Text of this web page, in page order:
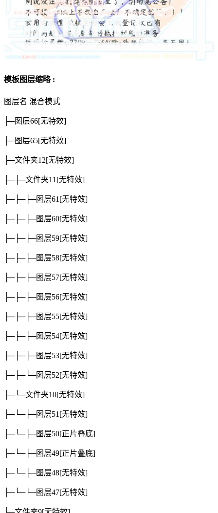
模板图层缩略 :
图层名 混合模式
├─图层66[无特效]
├─图层65[无特效]
├─文件夹12[无特效]
├─├─文件夹11 [无特效]
├─├─├─图层61 [无特效]
├─├─├─图层60[无特效]
├─├─├─图层59[无特效]
├─├─├─图层58[无特效]
├─├─├─图层57[无特效]
├─├─├─图层56[无特效]
├─├─├─图层55[无特效]
├─├─├─图层54[无特效]
├─├─├─图层53[无特效]
├─├─└─图层52[无特效]
├─└─文件夹10[无特效]
├─└─├─图层51 [无特效]
├─└─├─图层50[正片叠底]
├─└─├─图层49[正片叠底]
├─└─├─图层48[无特效]
├─└─└─图层47[无特效]